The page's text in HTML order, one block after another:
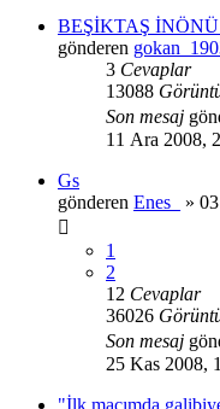
BEŞİKTAŞ
gönderen
3 Cevaplar
13088
Son mesaj
11 Ara 2008,
Gs
gönderen Enes_ »
1
2
12 Cevaplar
36026
Son mesaj
25 Kas 2008,
"İlk maçımda